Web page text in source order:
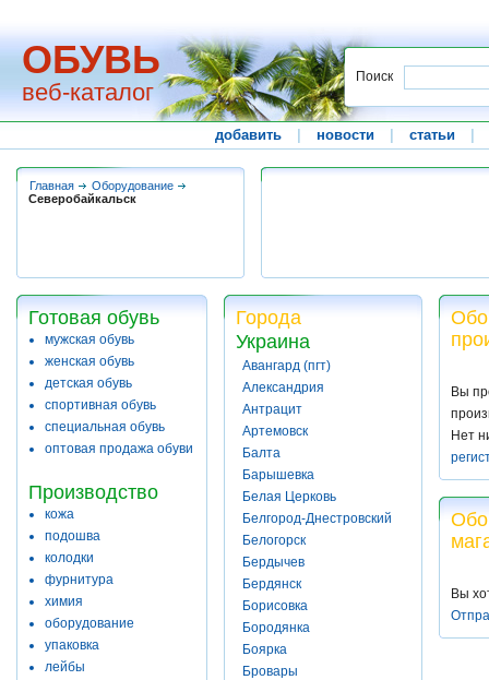
ОБУВЬ
веб-каталог
Поиск
добавить новости статьи
Главная
Оборудование
Северобайкальск
Готовая обувь
мужская обувь
женская обувь
детская обувь
спортивная обувь
специальная обувь
оптовая продажа обуви
Производство
кожа
подошва
колодки
фурнитура
химия
оборудование
упаковка
лейбы
Города
Украина
Авангард (пгт)
Александрия
Антрацит
Артемовск
Балта
Барышевка
Белая Церковь
Белгород-Днестровский
Белогорск
Бердычев
Бердянск
Борисовка
Бородянка
Боярка
Бровары
Вы
Нет
Вы